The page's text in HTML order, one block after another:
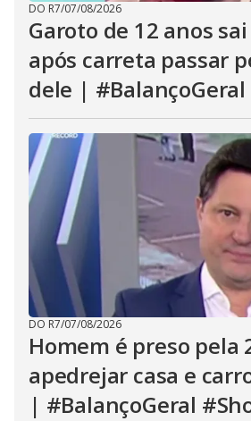
DO R7/07/08/2026
Garoto de 12 anos
após carreta passar
dele |
DO R7/07/08/2026
Homem é preso pela
apedrejar casa e
| #BalançoGeral